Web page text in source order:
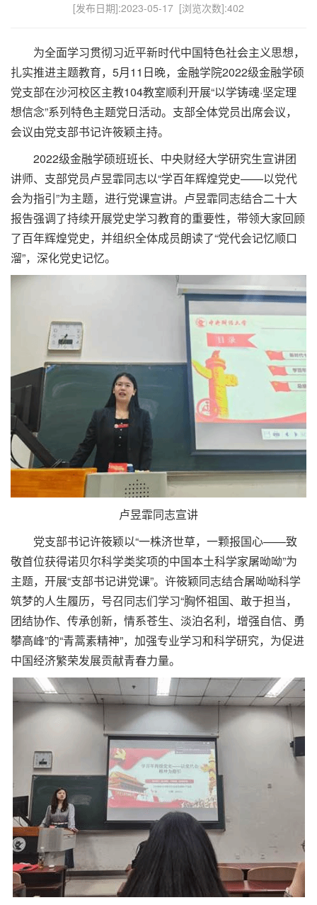
[发布日期]:2023-05-17 [浏览次数]:402
为全面学习贯彻习近平新时代中国特色社会主义思想，
扎实推进主题教育，5月11日晚，金融学院2022级金融学硕
党支部在沙河校区主教104教室顺利开展“以学铸魂·坚定理
想信念”系列特色主题党日活动。支部全体党员出席会议，
会议由党支部书记许筱颖主持。
2022级金融学硕班班长、中央财经大学研究生宣讲团
讲师、支部党员卢昱霏同志以“学百年辉煌党史——以党代
会为指引”为主题，进行党课宣讲。卢昱霏同志结合二十大
报告强调了持续开展党史学习教育的重要性，带领大家回顾
了百年辉煌党史，并组织全体成员朗读了“党代会记忆顺口
溜”，深化党史记忆。
卢昱霏同志宣讲
党支部书记许筱颖以“一株济世草，一颗报国心——致
敬首位获得诺贝尔科学类奖项的中国本土科学家屠呦呦”为
主题，开展“支部书记讲党课”。许筱颖同志结合屠呦呦科学
筑梦的人生履历，号召同志们学习“胸怀祖国、敢于担当，
团结协作、传承创新，情系苍生、淡泊名利，增强自信、勇
攀高峰”的“青蒿素精神”，加强专业学习和科学研究，为促进
中国经济繁荣发展贡献青春力量。